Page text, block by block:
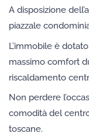
A disposizione
piazzale
L’immobile è
massimo comfort
riscaldamento
Non perdere
comodità del
toscane.